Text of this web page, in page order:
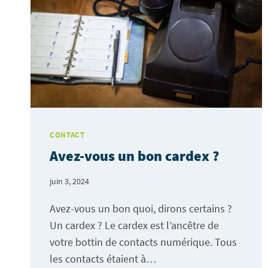
CONTACT
Avez-vous un bon cardex ?
juin 3, 2024
Avez-vous un bon quoi, dirons certains ?
Un cardex ? Le cardex est l’ancêtre de
votre bottin de contacts numérique. Tous
les contacts étaient à…